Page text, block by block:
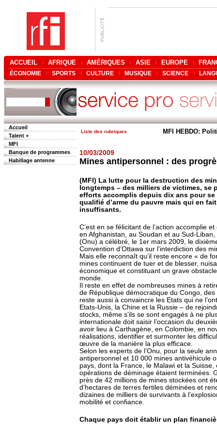
ACCUEIL AFRIQUE AMÉRIQUES ASIE EUROPE
ÉCONOMIE SPORTS CULTURE MUSIQUE SCIENCE
Accueil
Talent +
MFI
Banque de programmes
Habillage antenne
Liste des rubriques MFI HEBDO:
10/03/2009
Mines antipersonnel : des
(MFI) La lutte pour la destruction des
longtemps – des milliers de victimes, se
efforts accomplis depuis dix ans pour
qualifié d’arme du pauvre mais qui en
insuffisants.
C’est en se félicitant de l’action accomplie
en Afghanistan, au Soudan et au Sud-
(Onu) a célébré, le 1er mars 2009, le
Convention d’Ottawa sur l’interdiction des
Mais elle reconnaît qu’il reste encore « de
mines continuent de tuer et de blesser,
économique et constituant un grave
monde.
Il reste en effet de nombreuses mines à
de République démocratique du Congo,
reste aussi à convaincre les Etats qui ne
Etats-Unis, la Chine et la Russie – de
stocks, même s’ils se sont engagés à ne
internationale doit saisir l’occasion du
avoir lieu à Carthagène, en Colombie, en
réalisations, identifier et surmonter les
œuvre de la manière la plus efficace.
Selon les experts de l’Onu, pour la seule
antipersonnel et 10 000 mines antivéhicule
pays, dont la France, le Malawi et la
opérations de déminage étaient terminées.
près de 42 millions de mines stockées ont
d’hectares de terres fertiles déminées et
dizaines de milliers de survivants à
mobilité et confiance.
Chaque pays doit établir un plan